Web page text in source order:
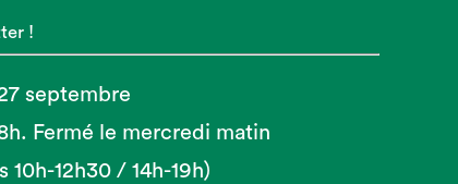
!
septembre
Fermé le mercredi matin
12h30 / 14h-19h)